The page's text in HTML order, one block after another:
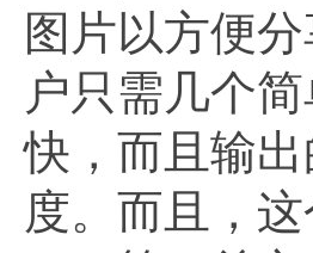
图片以方便
户只需几个
快，而且输
度。而且，